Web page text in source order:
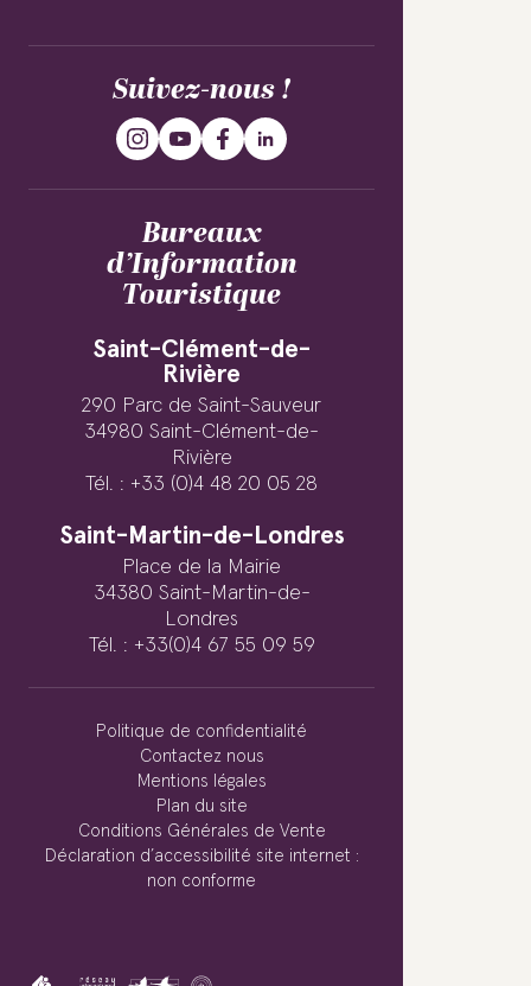
Suivez-nous !
Bureaux
d’Information
Touristique
Saint-Clément-de-
Rivière
290 Parc de Saint-Sauveur
34980 Saint-Clément-de-
Rivière
Tél. : +33 (0)4 48 20 05 28
Saint-Martin-de-Londres
Place de la Mairie
34380 Saint-Martin-de-
Londres
Tél. : +33(0)4 67 55 09 59
Politique de confidentialité
Contactez nous
Mentions légales
Plan du site
Conditions Générales de Vente
Déclaration d’accessibilité site internet :
non conforme